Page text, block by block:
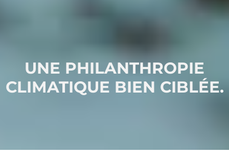
UNE PHILANTHROPIE
CLIMATIQUE BIEN CIBLÉE.